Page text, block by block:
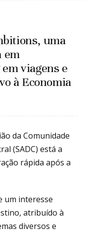
uma
em
viagens e
à Economia
da Comunidade
(SADC) está a
rápida após a
um interesse
atribuído à
diversos e